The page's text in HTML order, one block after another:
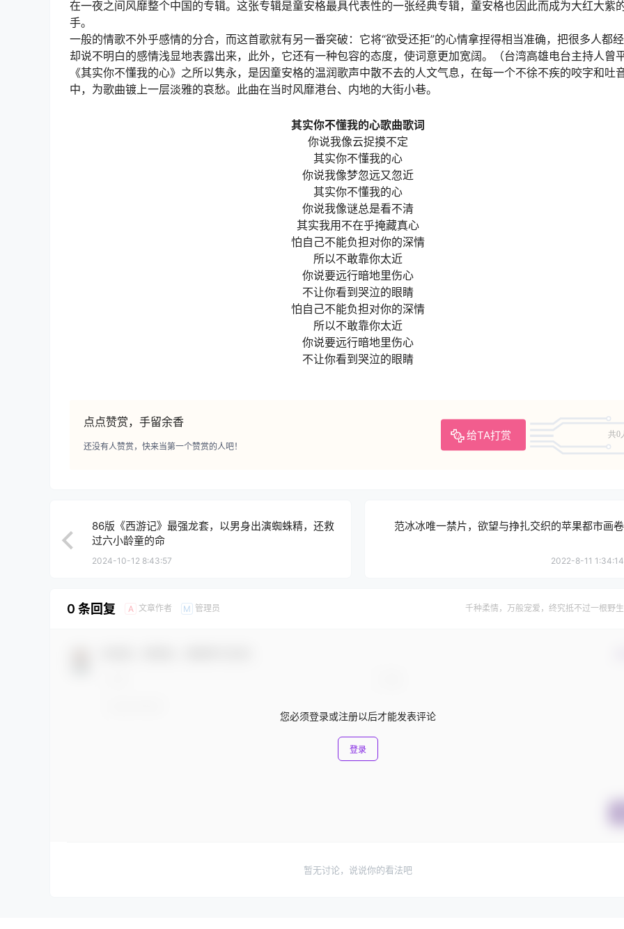
在一夜之间风靡整个中国的专辑。这张专辑是童安格最具代表性的一张经典专辑，童安格也因此而成为大红大紫
手。
一般的情歌不外乎感情的分合，而这首歌就有另一番突破：它将“欲受还拒”的心情拿捏得相当准确，把很多人都
却说不明白的感情浅显地表露出来，此外，它还有一种包容的态度，使词意更加宽阔。（台湾高雄电台主持人曾平
《其实你不懂我的心》之所以隽永，是因童安格的温润歌声中散不去的人文气息，在每一个不徐不疾的咬字和吐
中，为歌曲镀上一层淡雅的哀愁。此曲在当时风靡港台、内地的大街小巷。
其实你不懂我的心歌曲歌词
你说我像云捉摸不定
其实你不懂我的心
你说我像梦忽远又忽近
其实你不懂我的心
你说我像谜总是看不清
其实我用不在乎掩藏真心
怕自己不能负担对你的深情
所以不敢靠你太近
你说要远行暗地里伤心
不让你看到哭泣的眼睛
怕自己不能负担对你的深情
所以不敢靠你太近
你说要远行暗地里伤心
不让你看到哭泣的眼睛
点点赞赏，手留余香
给TA打赏 共0
还没有人赞赏，快来当第一个赞赏的人吧！
86版《西游记》最强龙套，以男身出演蜘蛛精，还救
过六小龄童的命
2024-10-12 8:43:57
范冰冰唯一禁片，欲望与挣扎交织的苹果都市画卷
2022-8-11 1:34:14
0 条回复 A 文章作者 M 管理员 千种柔情，万般宠爱，终究抵不过一根野
您必须登录或注册以后才能发表评论
登录
暂无讨论，说说你的看法吧